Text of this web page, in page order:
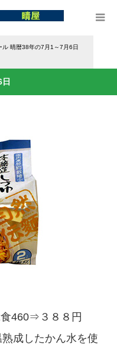
ル 晴暦38年の7月1～7月6日
460⇒３８８円
成したかん水を使